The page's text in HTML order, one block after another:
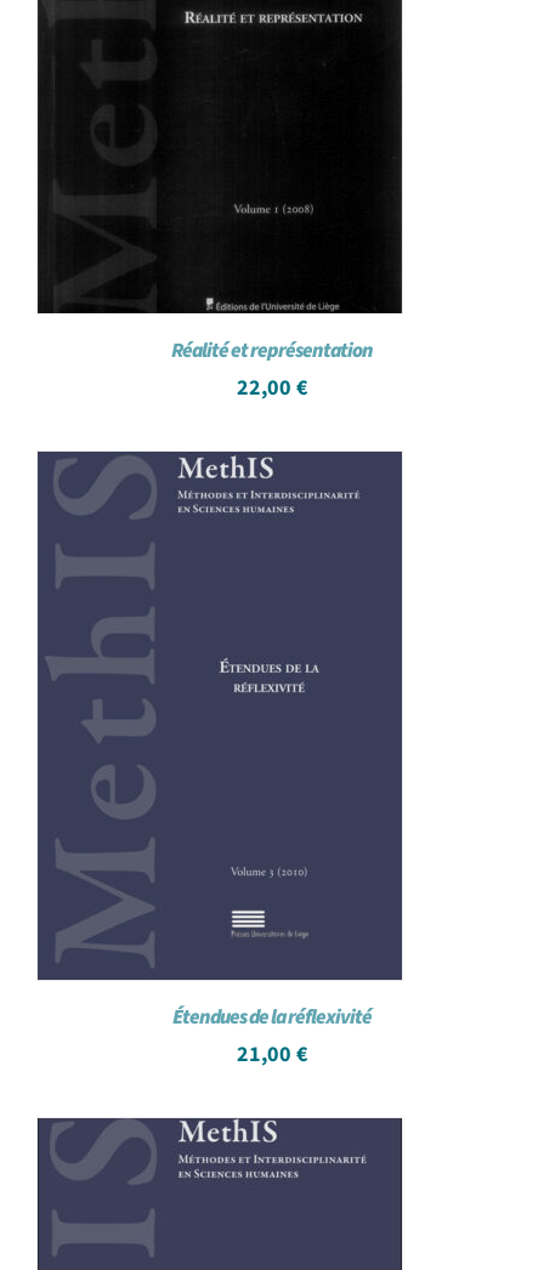
Réalité et représentation
22,00 €
Étendues de la réflexivité
21,00 €